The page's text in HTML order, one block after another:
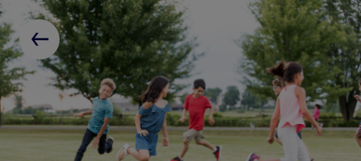
Skip
to
main
content
RETOUR AUX RESSOURCES
Paramétrer les cookies